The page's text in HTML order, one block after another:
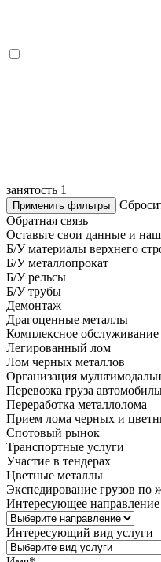
занятость 1
Применить фильтры
Обратная связь
Оставьте свои данные и
Б/У материалы верхнего
Б/У металлопрокат
Б/У рельсы
Б/У трубы
Демонтаж
Драгоценные металлы
Комплексное обслуживание
Легированный лом
Лом черных металлов
Организация
Перевозка груза
Переработка металлолома
Прием лома черных и
Спотовый рынок
Транспортные услуги
Участие в тендерах
Цветные металлы
Экспедирование грузов по
Интересующее направление
Интересующий вид услуги